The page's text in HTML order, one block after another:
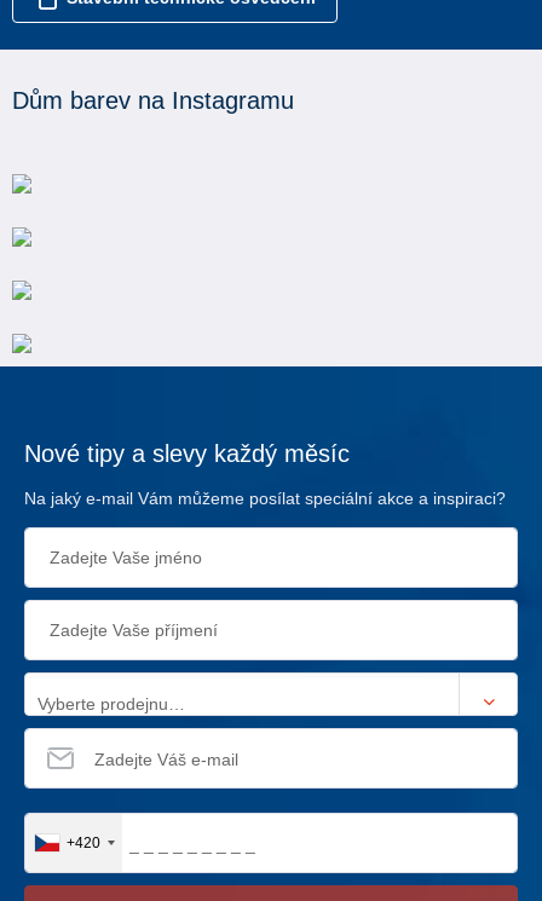
Dům barev na Instagramu
Nové tipy a slevy každý měsíc
Na jaký e-mail Vám můžeme posílat speciální akce a inspiraci?
Vyberte prodejnu…
+420